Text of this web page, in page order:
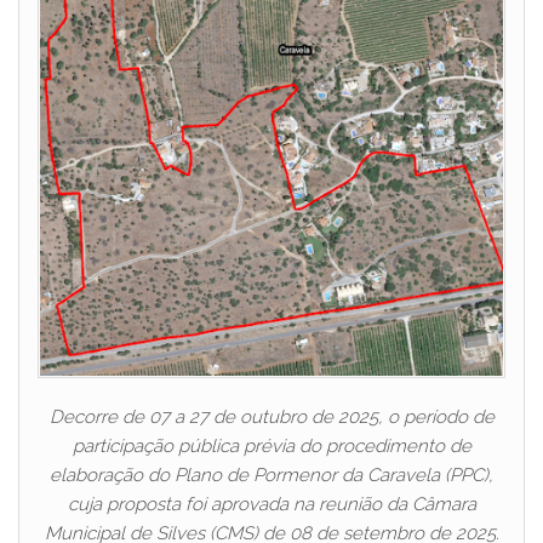
Decorre de 07 a 27 de outubro de 2025, o período de
participação pública prévia do procedimento de
elaboração do Plano de Pormenor da Caravela (PPC),
cuja proposta foi aprovada na reunião da Câmara
Municipal de Silves (CMS) de 08 de setembro de 2025.